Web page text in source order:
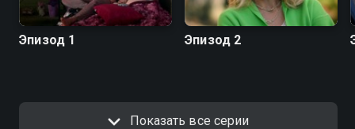
Эпизод 1 Эпизод 2
Показать все серии